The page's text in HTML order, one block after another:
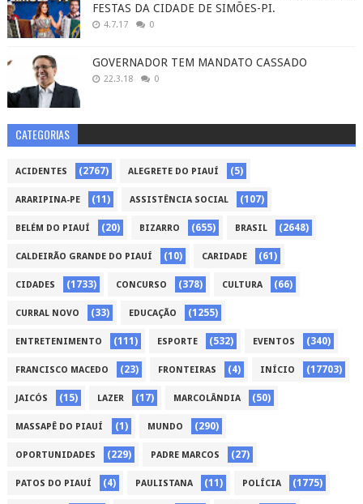
FESTAS DA CIDADE DE SIMÕES-PI.
4.7.17 0
GOVERNADOR TEM MANDATO CASSADO
22.3.18 0
CATEGORIAS
ACIDENTES (2767) ALEGRETE DO PIAUÍ (5)
ARARIPINA-PE (11) ASSISTÊNCIA SOCIAL (107)
BELÉM DO PIAUÍ (20) BIZARRO (655) BRASIL (2648)
CALDEIRÃO GRANDE DO PIAUÍ (10) CARIDADE (61)
CIDADES (1733) CONCURSO (378) CULTURA (66)
CURRAL NOVO (33) EDUCAÇÃO (1255)
ENTRETENIMENTO (111) ESPORTE (532) EVENTOS (340)
FRANCISCO MACEDO (23) FRONTEIRAS (4) INÍCIO (17703)
JAICÓS (15) LAZER (17) MARCOLÂNDIA (50)
MASSAPÊ DO PIAUÍ (1) MUNDO (290)
OPORTUNIDADES (229) PADRE MARCOS (27)
PATOS DO PIAUÍ (4) PAULISTANA (11) POLÍCIA (1775)